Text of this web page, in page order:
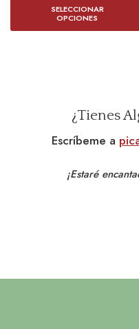
SELECCIONAR
OPCIONES
¿Tienes
Escríbeme a
¡Estaré